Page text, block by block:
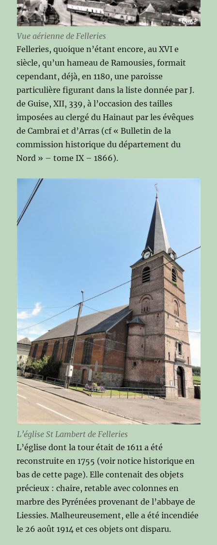
Vue aérienne de Felleries
Felleries, quoique n’étant encore, au XVI e
siècle, qu’un hameau de Ramousies, formait
cependant, déjà, en 1180, une paroisse
particulière figurant dans la liste donnée par J.
de Guise, XII, 339, à l’occasion des tailles
imposées au clergé du Hainaut par les évêques
de Cambrai et d’Arras (cf « Bulletin de la
commission historique du département du
Nord » – tome IX – 1866).
L’église St Lambert de Felleries
L’église dont la tour était de 1611 a été
reconstruite en 1755 (voir notice historique en
bas de cette page). Elle contenait des objets
précieux : chaire, retable avec colonnes en
marbre des Pyrénées provenant de l’abbaye de
Liessies. Malheureusement, elle a été incendiée
le 26 août 1914 et ces objets ont disparu.